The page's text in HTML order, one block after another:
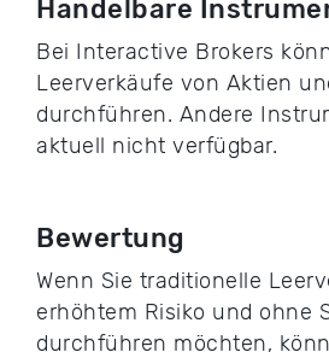
Handelbare
Bei Interactive Brokers
Leerverkäufe von Aktien
durchführen. Andere
aktuell nicht verfügbar.
Bewertung
Wenn Sie traditionelle
erhöhtem Risiko und ohne
durchführen möchten,